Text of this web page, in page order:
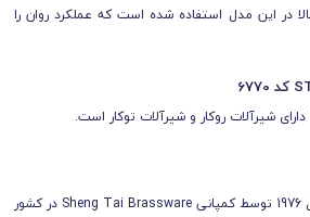
در این مدل استفاده شده است که عملکرد روان را
برند شیرآلات Justime در سال 1976 توسط کمپانی Sheng Tai Brassware در کشور